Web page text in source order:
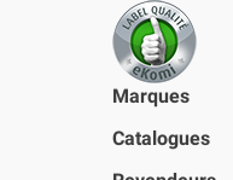
Marques
Catalogues